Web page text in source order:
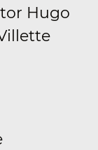
Hugo